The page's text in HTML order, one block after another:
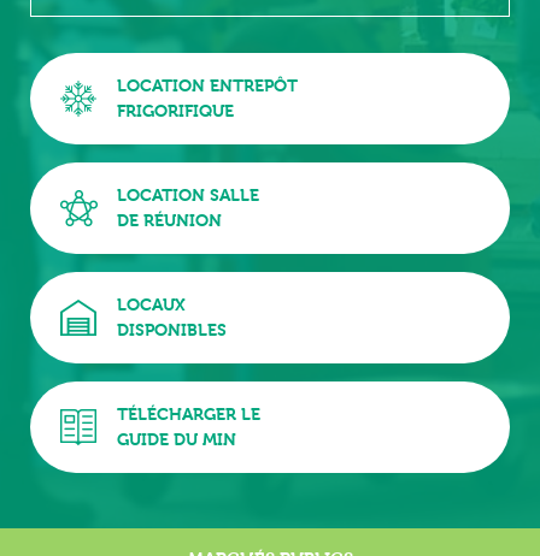
LOCATION ENTREPÔT
FRIGORIFIQUE
LOCATION SALLE
DE RÉUNION
LOCAUX
DISPONIBLES
TÉLÉCHARGER LE
GUIDE DU MIN